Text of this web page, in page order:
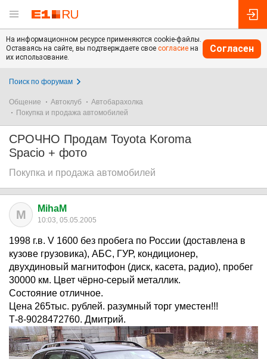
На информационном ресурсе применяются cookie-файлы.
Оставаясь на сайте, вы подтверждаете свое согласие на
их использование.
Согласен
Поиск по форумам
Общение Автоклуб
Автобарахолка
Покупка и продажа автомобилей
СРОЧНО Продам Toyota Koroma
Spacio + фото
Покупка и продажа автомобилей
M MihaM
10:03, 05.05.2005
1998 г.в. V 1600 без пробега по России (доставлена в
кузове грузовика), АБС, ГУР, кондиционер,
двухдиновый магнитофон (диск, касета, радио), пробег
30000 км. Цвет чёрно-серый металлик.
Состояние отличное.
Цена 265тыс. рублей. разумный торг уместен!!!
Т-8-9028472760. Дмитрий.